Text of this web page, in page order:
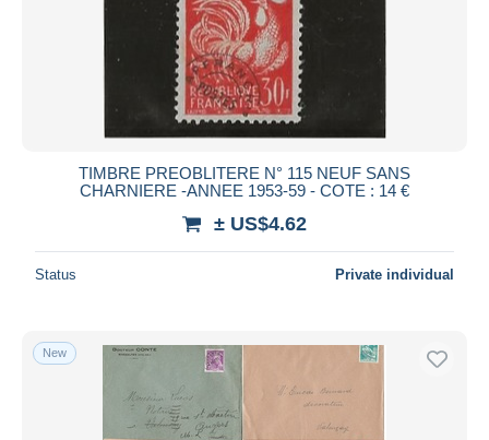
TIMBRE PREOBLITERE N° 115 NEUF SANS
CHARNIERE -ANNEE 1953-59 - COTE : 14 €
± US$4.62
Status Private individual
New